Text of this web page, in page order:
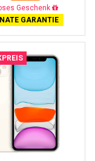
Geschenk
GARANTIE